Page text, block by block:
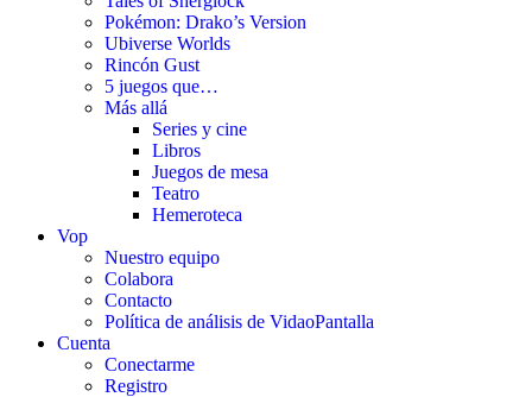
Pokémon: Drako’s Version
Ubiverse Worlds
Rincón Gust
5 juegos que…
Más allá
Series y cine
Libros
Juegos de mesa
Teatro
Hemeroteca
Vop
Nuestro equipo
Colabora
Contacto
Política de análisis de VidaoPantalla
Cuenta
Conectarme
Registro